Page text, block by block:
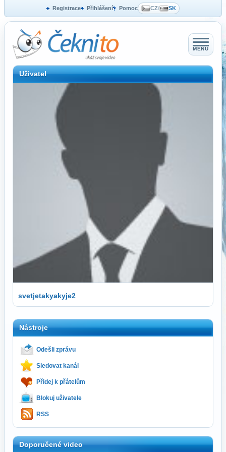
Registrace Přihlášení Pomoc CZ/ SK
MENU
Uživatel
svetjetakyakyje2
Nástroje
Odešli zprávu
Sledovat kanál
Přidej k přátelům
Blokuj uživatele
RSS
Doporučené video